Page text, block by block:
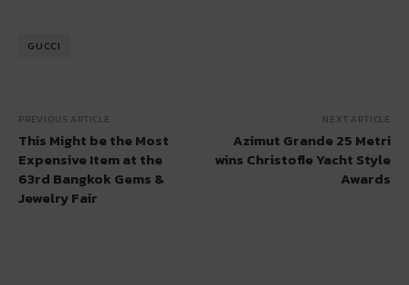
GUCCI
PREVIOUS ARTICLE
This Might be the Most
Expensive Item at the
63rd Bangkok Gems &
Jewelry Fair
NEXT ARTICLE
Azimut Grande 25 Metri
wins Christofle Yacht Style
Awards